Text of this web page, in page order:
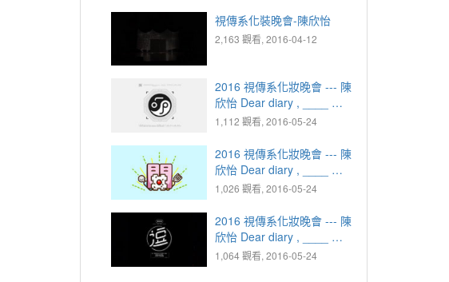
視傳系化裝晚會-陳欣怡
2,163 觀看, 2016-04-12
2016 視傳系化妝晚會 --- 陳
欣怡 Dear diary , ____ ｜
1925.10.07 疑惑 - MEAN
1,112 觀看, 2016-05-24
2016 視傳系化妝晚會 --- 陳
欣怡 Dear diary , ____ ｜
1949.02.29 憤怒 - 開丼
1,026 觀看, 2016-05-24
2016 視傳系化妝晚會 --- 陳
欣怡 Dear diary , ____ ｜
1973.08.31 感動 - 逗
1,064 觀看, 2016-05-24